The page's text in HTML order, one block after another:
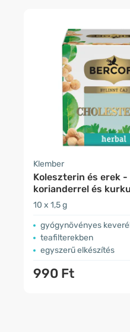
Klember
Koleszterin és erek
korianderrel és
10 x 1,5 g
gyógynövényes
teafilterekben
egyszerű elkészítés
990 Ft